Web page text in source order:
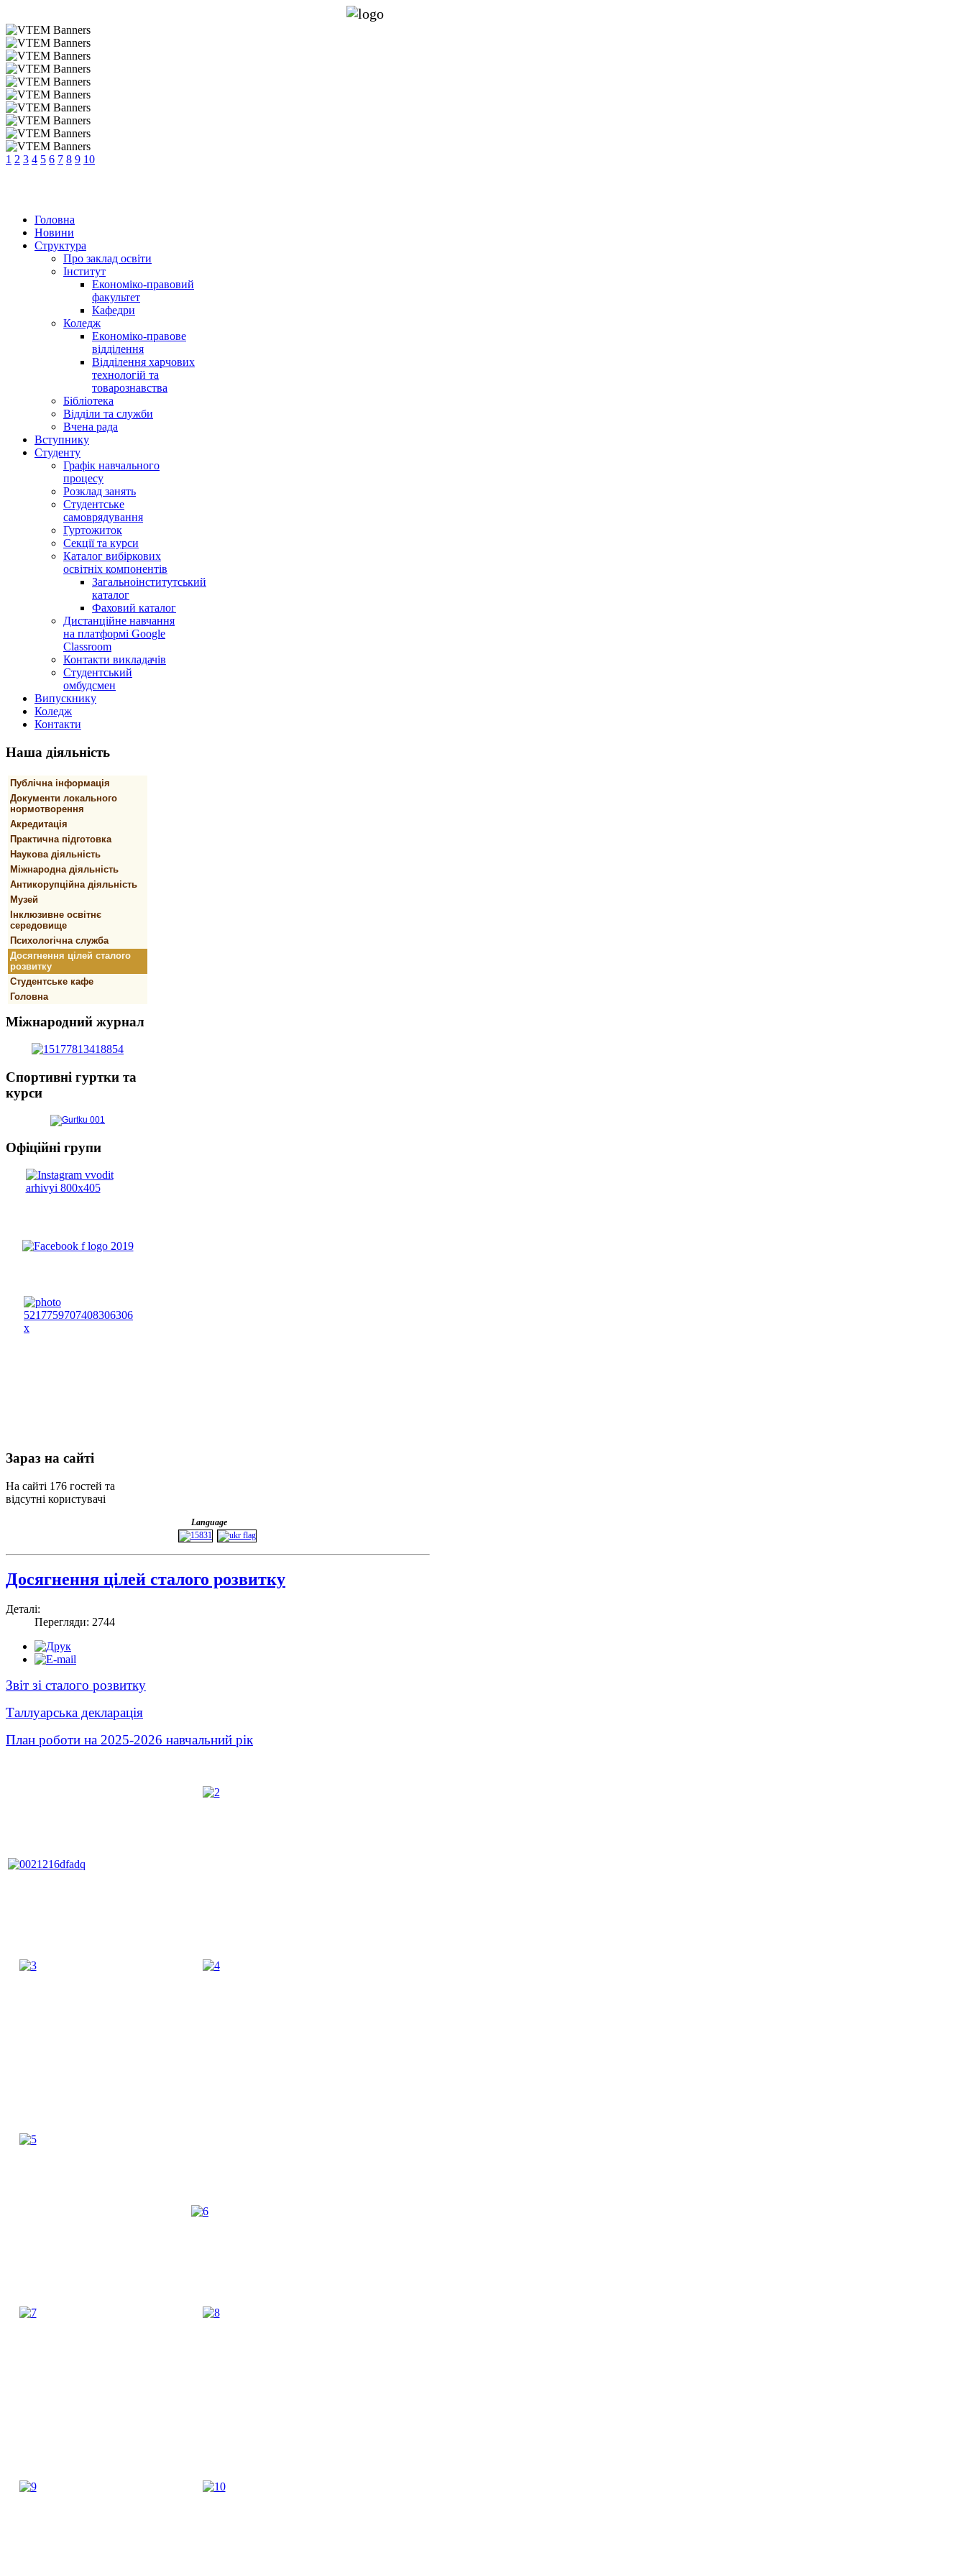
1 2 3 4 5 6 7 8 9 10
Головна
Новини
Структура
Про заклад освіти
Інститут
Економіко-правовий
факультет
Кафедри
Коледж
Економіко-правове
відділення
Відділення харчових
технологій та
товарознавства
Бібліотека
Відділи та служби
Вчена рада
Вступнику
Студенту
Графік навчального
процесу
Розклад занять
Студентське
самоврядування
Гуртожиток
Секції та курси
Каталог вибіркових
освітніх компонентів
Загальноінститутський
каталог
Фаховий каталог
Дистанційне навчання
на платформі Google
Classroom
Контакти викладачів
Студентський
омбудсмен
Випускнику
Коледж
Контакти
Наша діяльність
Публічна інформація
Документи локального
нормотворення
Акредитація
Практична підготовка
Наукова діяльність
Міжнародна діяльність
Антикорупційна діяльність
Музей
Інклюзивне освітнє
середовище
Психологічна служба
Досягнення цілей сталого
розвитку
Студентське кафе
Головна
Міжнародний журнал
Спортивнi гуртки та
курси
Офіційні групи
Зараз на сайті
На сайті 176 гостей та
відсутні користувачі
Language
Досягнення цілей сталого розвитку
Деталі:
Перегляди: 2744
Звіт зі сталого розвитку
Таллуарська декларація
План роботи на 2025-2026 навчальний рік